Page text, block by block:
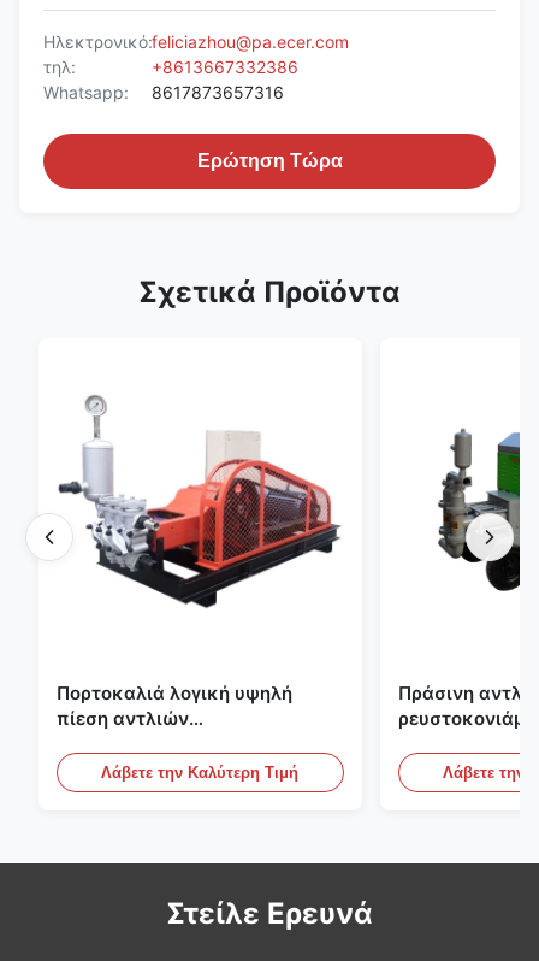
Ηλεκτρονικό:feliciazhou@pa.ecer.com
τηλ:
+8613667332386
Whatsapp:
8617873657316
Ερώτηση Τώρα
Σχετικά Προϊόντα
Πορτοκαλιά λογική υψηλή
πίεση αντλιών
του ISO που εμποτίζει την
αντλία
Λάβετε την Καλύτερη Τιμή
Πράσινη
πατωμάτων
Λάβετε την
Στείλε Ερευνά